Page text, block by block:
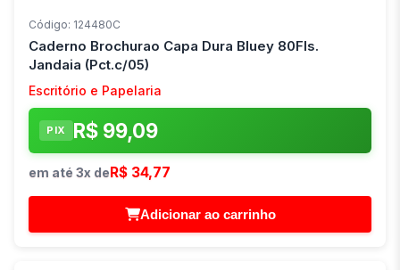
Código: 124480C
Caderno Brochurao Capa Dura Bluey 80Fls.
Jandaia (Pct.c/05)
Escritório e Papelaria
PIX R$ 99,09
em até 3x deR$ 34,77
Adicionar ao carrinho